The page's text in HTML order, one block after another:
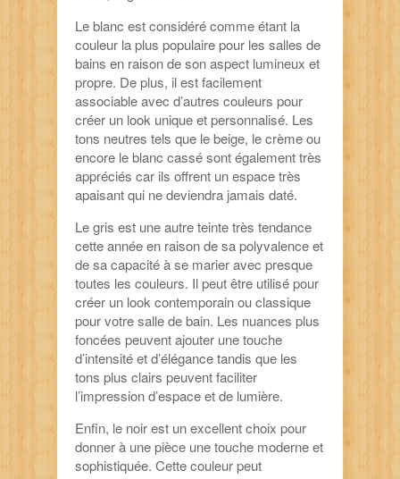
Le blanc est considéré comme étant la
couleur la plus populaire pour les salles de
bains en raison de son aspect lumineux et
propre. De plus, il est facilement
associable avec d’autres couleurs pour
créer un look unique et personnalisé. Les
tons neutres tels que le beige, le crème ou
encore le blanc cassé sont également très
appréciés car ils offrent un espace très
apaisant qui ne deviendra jamais daté.
Le gris est une autre teinte très tendance
cette année en raison de sa polyvalence et
de sa capacité à se marier avec presque
toutes les couleurs. Il peut être utilisé pour
créer un look contemporain ou classique
pour votre salle de bain. Les nuances plus
foncées peuvent ajouter une touche
d’intensité et d’élégance tandis que les
tons plus clairs peuvent faciliter
l’impression d’espace et de lumière.
Enfin, le noir est un excellent choix pour
donner à une pièce une touche moderne et
sophistiquée. Cette couleur peut